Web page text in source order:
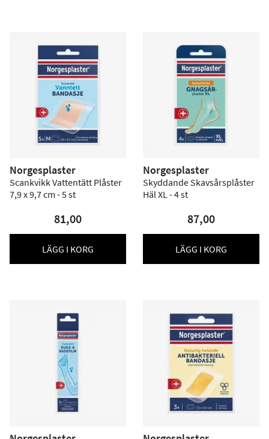
Norgesplaster
Scankvikk Vattentätt Plåster
7,9 x 9,7 cm - 5 st
81,00
LÄGG I KORG
Norgesplaster
Skyddande Skavsårsplåster
Häl XL - 4 st
87,00
LÄGG I KORG